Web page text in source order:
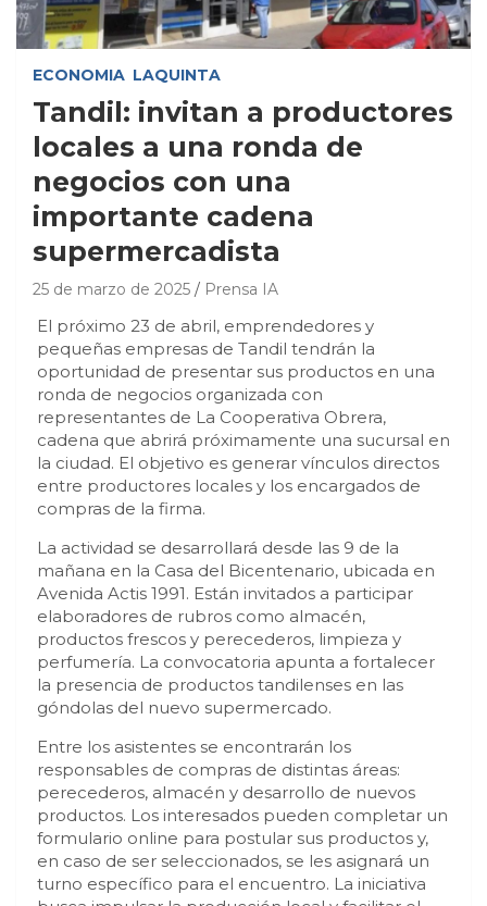
ECONOMIA LAQUINTA
Tandil: invitan a productores
locales a una ronda de
negocios con una
importante cadena
supermercadista
25 de marzo de 2025 Prensa IA
El próximo 23 de abril, emprendedores y
pequeñas empresas de Tandil tendrán la
oportunidad de presentar sus productos en una
ronda de negocios organizada con
representantes de La Cooperativa Obrera,
cadena que abrirá próximamente una sucursal en
la ciudad. El objetivo es generar vínculos directos
entre productores locales y los encargados de
compras de la firma.
La actividad se desarrollará desde las 9 de la
mañana en la Casa del Bicentenario, ubicada en
Avenida Actis 1991. Están invitados a participar
elaboradores de rubros como almacén,
productos frescos y perecederos, limpieza y
perfumería. La convocatoria apunta a fortalecer
la presencia de productos tandilenses en las
góndolas del nuevo supermercado.
Entre los asistentes se encontrarán los
responsables de compras de distintas áreas:
perecederos, almacén y desarrollo de nuevos
productos. Los interesados pueden completar un
formulario online para postular sus productos y,
en caso de ser seleccionados, se les asignará un
turno específico para el encuentro. La iniciativa